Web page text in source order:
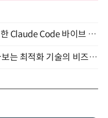
"모든 담당자(비개발자)를 위한 Claude Code 바이브 코딩 2-day 부트캠프" 9월 16~17일 개최
[올쇼TV] Gurobi와 함께 알아보는 최적화 기술의 비즈니스 활용 (8월 20일 생방송)